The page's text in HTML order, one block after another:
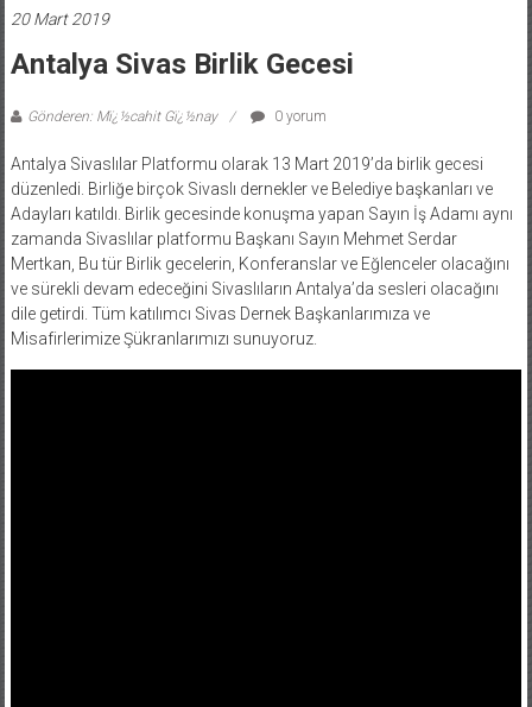
20 Mart 2019
Antalya Sivas Birlik Gecesi
Gönderen: Mï¿½cahit Gï¿½nay 0 yorum
Antalya Sivaslılar Platformu olarak 13 Mart 2019’da birlik gecesi
düzenledi. Birliğe birçok Sivaslı dernekler ve Belediye başkanları ve
Adayları katıldı. Birlik gecesinde konuşma yapan Sayın İş Adamı aynı
zamanda Sivaslılar platformu Başkanı Sayın Mehmet Serdar
Mertkan, Bu tür Birlik gecelerin, Konferanslar ve Eğlenceler olacağını
ve sürekli devam edeceğini Sivaslıların Antalya’da sesleri olacağını
dile getirdi. Tüm katılımcı Sivas Dernek Başkanlarımıza ve
Misafirlerimize Şükranlarımızı sunuyoruz.